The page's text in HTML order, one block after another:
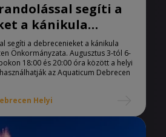
segíti a
a kánikula
az önkormányzat
segíti a debrecenieket a kánikula
Önkormányzata. Augusztus 3-tól 6-
18:00 és 20:00 óra között a helyi
az Aquaticum Debrecen
Helyi